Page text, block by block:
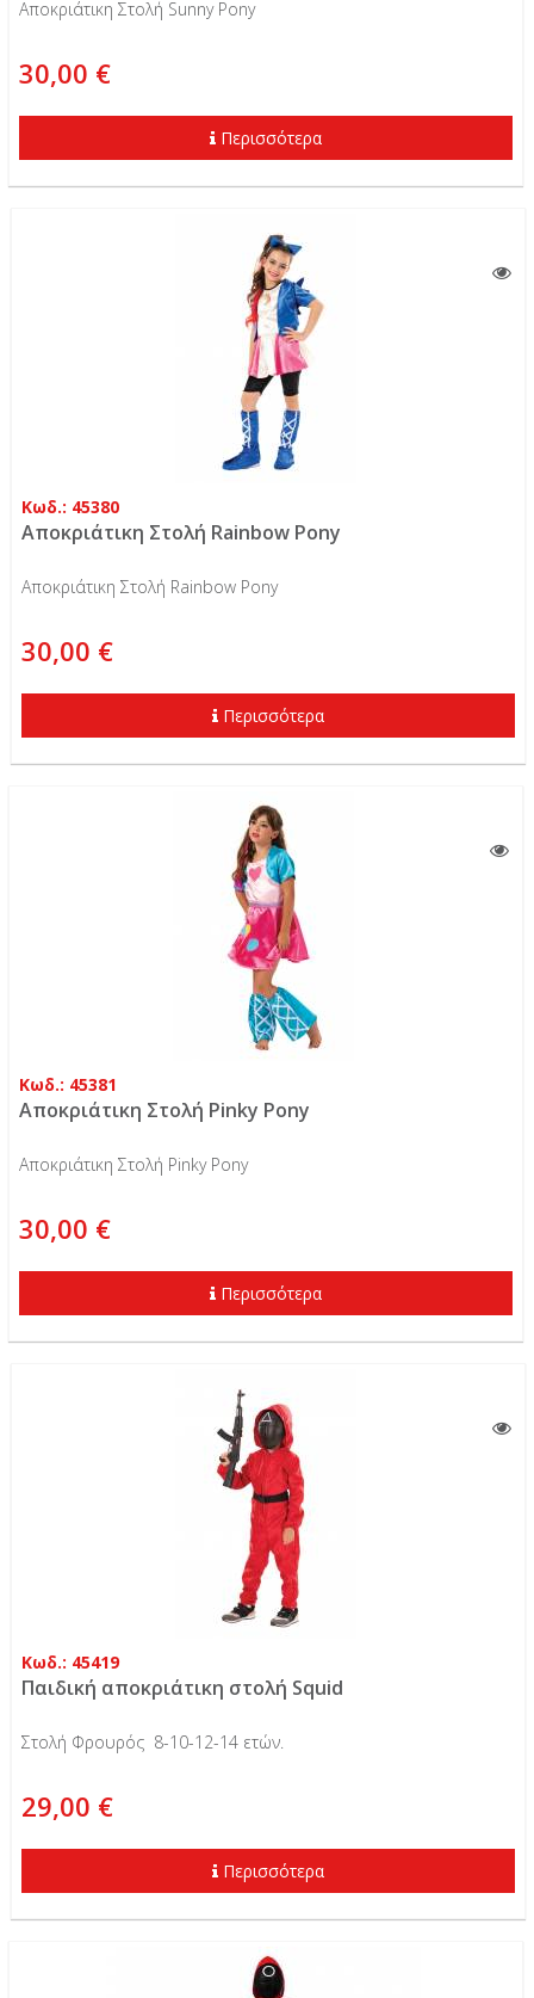
Αποκριάτικη Στολή Sunny Pony
30,00 €
Περισσότερα
Κωδ.: 45380
Αποκριάτικη Στολή Rainbow Pony
Αποκριάτικη Στολή Rainbow Pony
30,00 €
Περισσότερα
Κωδ.: 45381
Αποκριάτικη Στολή Pinky Pony
Αποκριάτικη Στολή Pinky Pony
30,00 €
Περισσότερα
Κωδ.: 45419
Παιδική αποκριάτικη στολή Squid
Στολή Φρουρός 8-10-12-14 ετών.
29,00 €
Περισσότερα